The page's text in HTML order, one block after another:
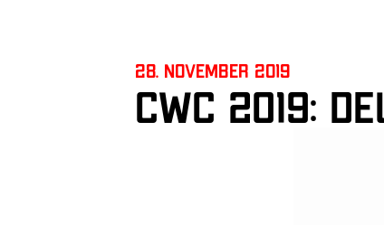
28. November 2019
CWC 2019: